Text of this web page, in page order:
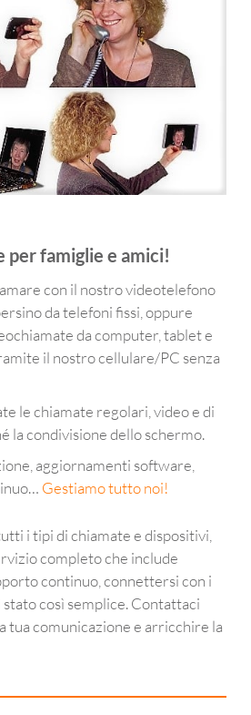
per famiglie e amici!
con il nostro videotelefono
da telefoni fissi, oppure
da computer, tablet e
il nostro cellulare/PC senza
le chiamate regolari, video e di
la condivisione dello schermo.
aggiornamenti software,
Gestiamo tutto noi!
i tipi di chiamate e dispositivi,
completo che include
continuo, connettersi con i
così semplice. Contattaci
tua comunicazione e arricchire la